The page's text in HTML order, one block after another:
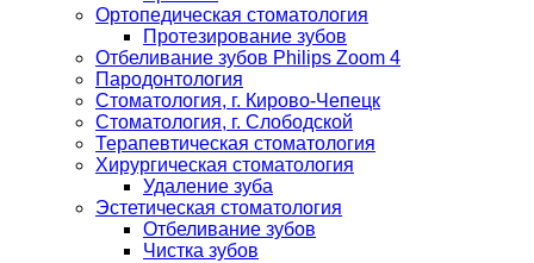
Ортопедическая стоматология
Протезирование зубов
Отбеливание зубов Philips Zoom 4
Пародонтология
Стоматология, г. Кирово-Чепецк
Стоматология, г. Слободской
Терапевтическая стоматология
Хирургическая стоматология
Удаление зуба
Эстетическая стоматология
Отбеливание зубов
Чистка зубов